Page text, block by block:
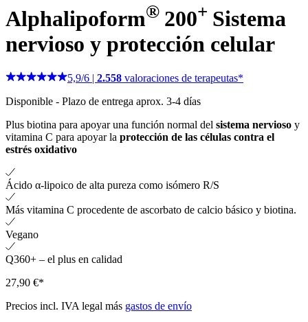
Alphalipoform® 200+ Sistema
nervioso y protección celular
5,9/6 | 2.558 valoraciones de terapeutas*
Disponible - Plazo de entrega aprox. 3-4 días
Plus biotina para apoyar una función normal del sistema nervioso y
vitamina C para apoyar la protección de las células contra el
estrés oxidativo
Ácido α-lipoico de alta pureza como isómero R/S
Más vitamina C procedente de ascorbato de calcio básico y biotina.
Vegano
Q360+ – el plus en calidad
27,90 €*
Precios incl. IVA legal más gastos de envío